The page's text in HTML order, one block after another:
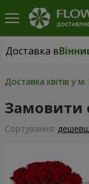
Доставка в
Доставка в
Доставка квітів у
Замовити
Сортування: